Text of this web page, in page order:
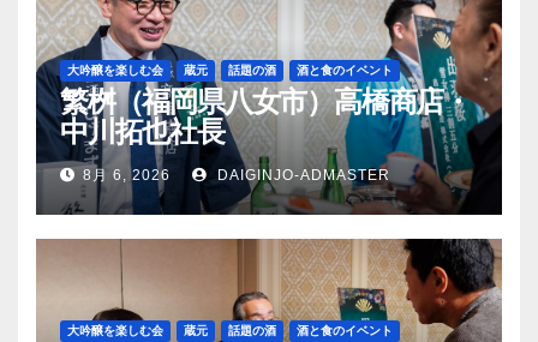
大吟醸を楽しむ会 蔵元 話題の酒 酒と食のイベント
繁桝（福岡県八女市）高橋商店・
中川拓也社長
8月 6, 2026 DAIGINJO-ADMASTER
大吟醸を楽しむ会 蔵元 話題の酒 酒と食のイベント